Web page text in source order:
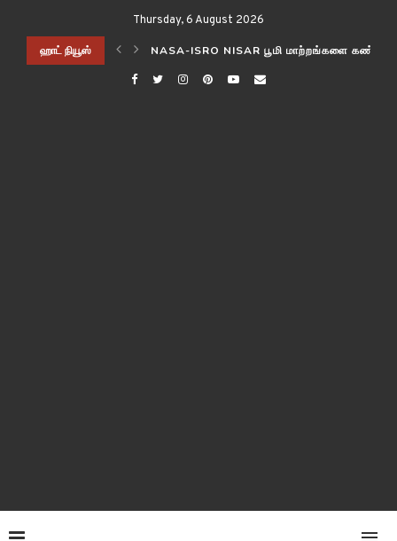
Thursday, 6 August 2026
ஹாட் நியூஸ்
விஞ்ஞானிகள்! NASA-ISRO NISAR பூமி மாற்றங்களை